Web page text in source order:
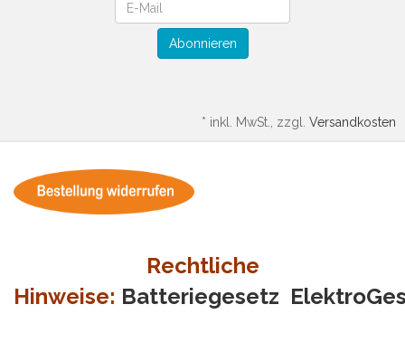
Abonnieren
* inkl. MwSt., zzgl. Versandkosten
Rechtliche
Hinweise: Batteriegesetz